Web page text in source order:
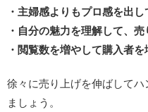
・主婦感よりもプロ感を出
・自分の魅力を理解して、
・閲覧数を増やして購入者を
徐々に売り上げを伸ばして
ましょう。